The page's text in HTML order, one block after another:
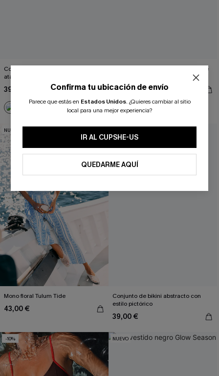
Conjunto de bikini morado intenso al
atardecer
39,00 €
Traje de baño de una pieza azul de
39,00 €
NUEVO
Mono floral Tulum Tide
43,00 €
Conjunto de bikini abstracto con
estilo pictórico
39,00 €
-10% NUEVO
Confirma tu ubicación de envío
Parece que estás en Estados Unidos. ¿Quieres cambiar al sitio
local para una mejor experiencia?
IR AL CUPSHE-US
QUEDARME AQUÍ
¿NUEVO EN CUPSHE?
-10% extra sin compra mínima
SUSCRIBIRSE
Al proporcionar su información de contacto y enviar este formulario,
usted acepta nuestros
privacidad, y además acepta recibir correos electrónicos
promocionales y personalizados automáticos de Cupshe en
cualquier momento del día. No se requiere consentimiento para
realizar ninguna compra. Podemos utilizar la información que nos
facilite para recomendarle productos y ofertas adaptados a su perfil.